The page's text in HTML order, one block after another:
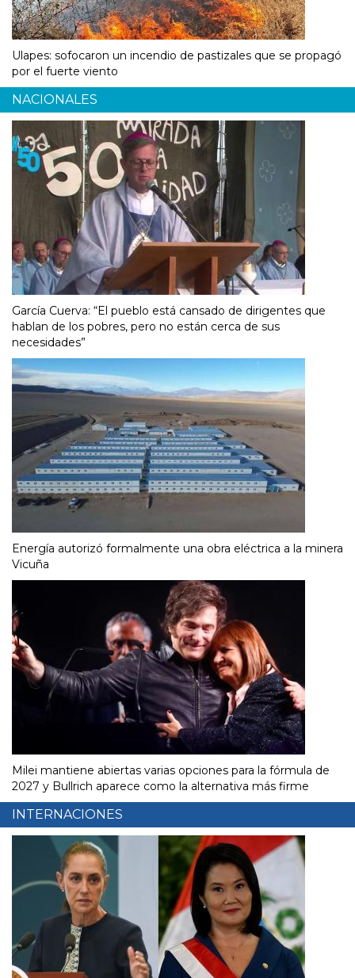
Ulapes: sofocaron un incendio de pastizales que se propagó
por el fuerte viento
NACIONALES
García Cuerva: “El pueblo está cansado de dirigentes que
hablan de los pobres, pero no están cerca de sus
necesidades”
Energía autorizó formalmente una obra eléctrica a la minera
Vicuña
Milei mantiene abiertas varias opciones para la fórmula de
2027 y Bullrich aparece como la alternativa más firme
INTERNACIONES